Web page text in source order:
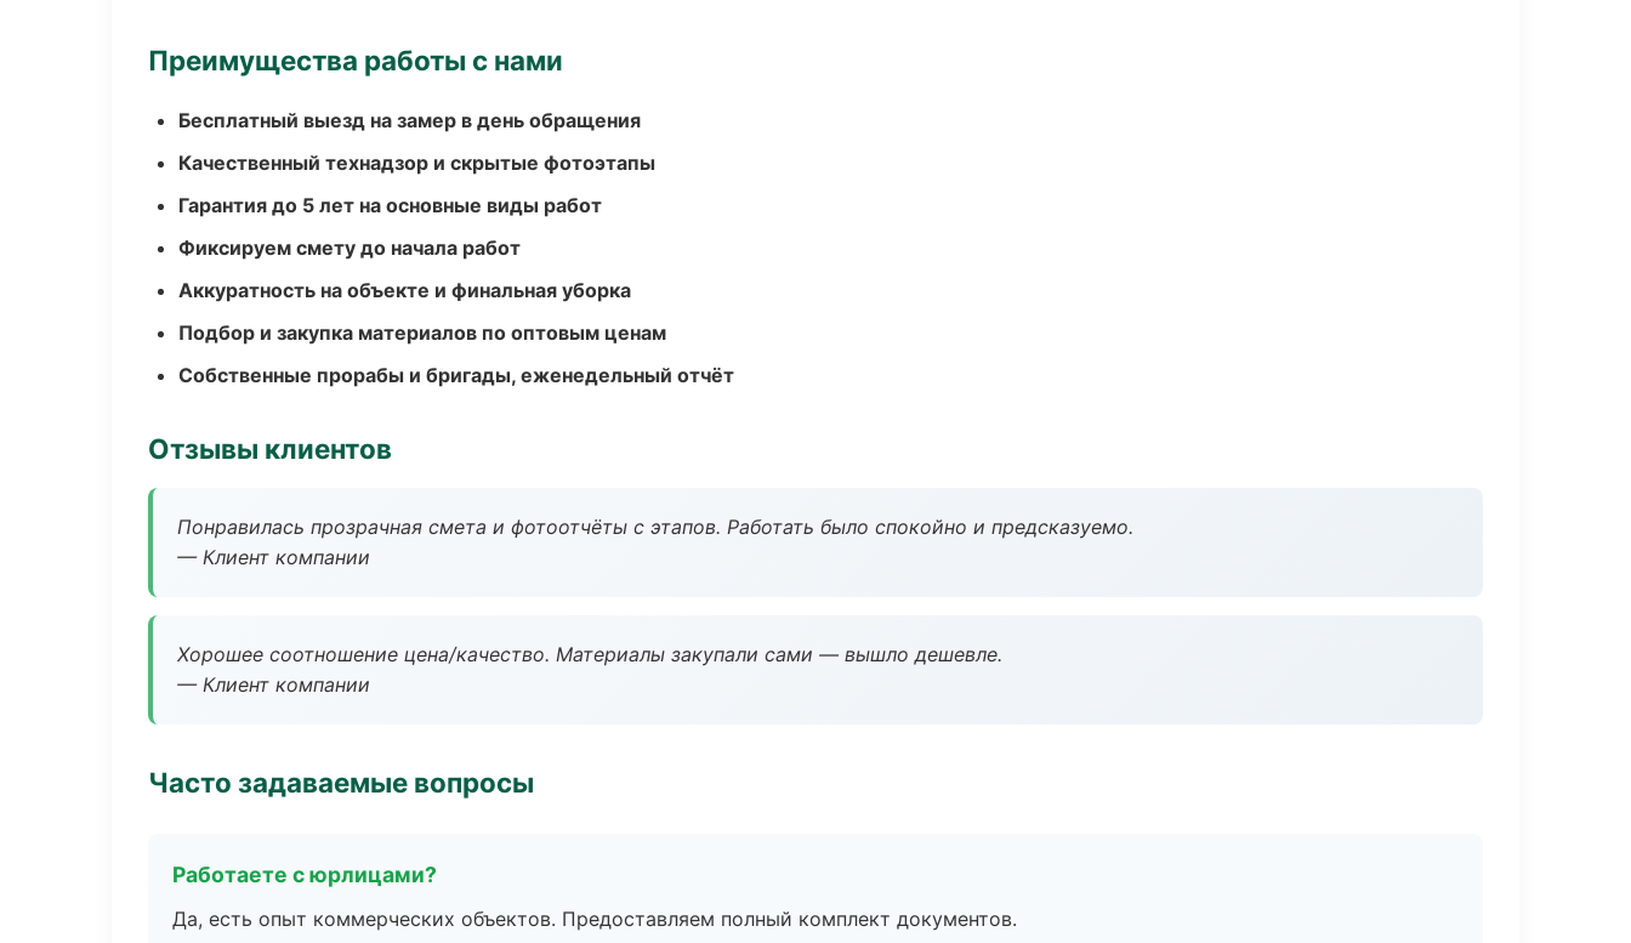
Преимущества работы с нами
Бесплатный выезд на замер в день обращения
Качественный технадзор и скрытые фотоэтапы
Гарантия до 5 лет на основные виды работ
Фиксируем смету до начала работ
Аккуратность на объекте и финальная уборка
Подбор и закупка материалов по оптовым ценам
Собственные прорабы и бригады, еженедельный отчёт
Отзывы клиентов
Понравилась прозрачная смета и фотоотчёты с этапов. Работать было спокойно и предсказуемо.
— Клиент компании
Хорошее соотношение цена/качество. Материалы закупали сами — вышло дешевле.
— Клиент компании
Часто задаваемые вопросы
Работаете с юрлицами?
Да, есть опыт коммерческих объектов. Предоставляем полный комплект документов.